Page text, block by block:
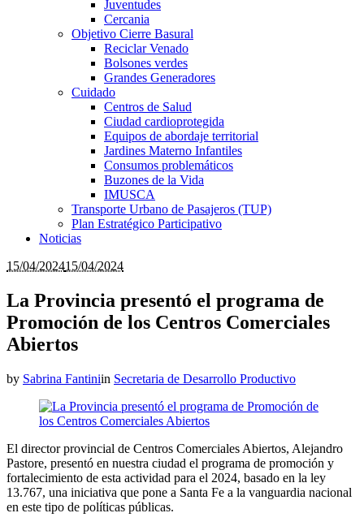
Juventudes
Cercania
Objetivo Cierre Basural
Reciclar Venado
Bolsones verdes
Grandes Generadores
Cuidado
Centros de Salud
Ciudad cardioprotegida
Equipos de abordaje territorial
Jardines Materno Infantiles
Consumos problemáticos
Buzones de la Vida
IMUSCA
Transporte Urbano de Pasajeros (TUP)
Plan Estratégico Participativo
Noticias
15/04/202415/04/2024
La Provincia presentó el programa de
Promoción de los Centros Comerciales
Abiertos
by Sabrina Fantiniin Secretaria de Desarrollo Productivo
El director provincial de Centros Comerciales Abiertos, Alejandro
Pastore, presentó en nuestra ciudad el programa de promoción y
fortalecimiento de esta actividad para el 2024, basado en la ley
13.767, una iniciativa que pone a Santa Fe a la vanguardia nacional
en este tipo de políticas públicas.